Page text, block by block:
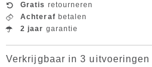
Gratis retourneren
Achteraf betalen
2 jaar garantie
Verkrijgbaar in 3 uitvoeringen